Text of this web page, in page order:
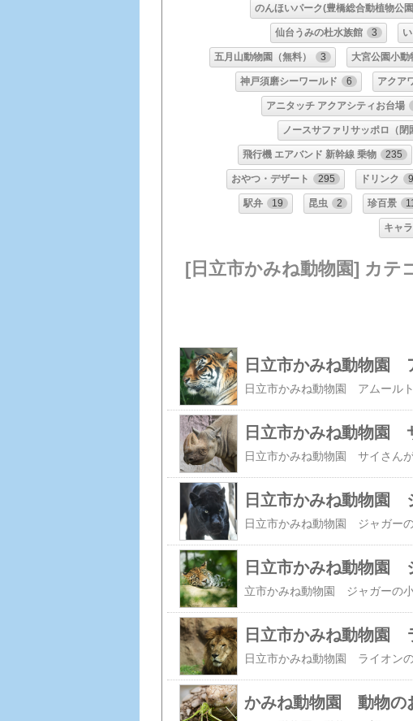
のんほいパーク(豊橋総合動植物公
仙台うみの杜水族館 3
五月山動物園（無料） 3 大宮公園小動
神戸須磨シーワールド 6 アクア
アニタッチ アクアシティお台場
ノースサファリサッポロ（閉
飛行機 エアバンド 新幹線 乗物 235
おやつ・デザート 295 ドリンク
駅弁 19 昆虫 2 珍百景
キャ
[日立市かみね動物園] カテ
日立市かみね動物園
日立市かみね動物園
日立市かみね動物園
日立市かみね動物園
日立市かみね動物園
かみね動物園 動物の